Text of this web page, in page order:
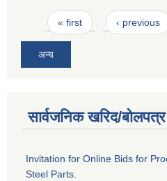
Pages
« first ‹ previous
अन्य
सार्वजनिक खरिद/
Invitation for Online Bids for
Steel Parts.